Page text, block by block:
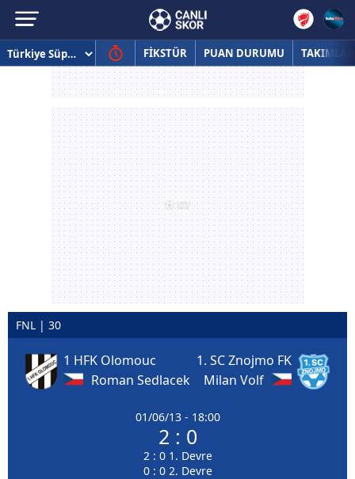
FİKSTÜR PUAN DURUMU TAKIMLAR
FNL | 30
1 HFK Olomouc
Roman Sedlacek
01/06/13 - 18:00
2 : 0
2 : 0 1. Devre
0 : 0 2. Devre
1. SC Znojmo FK
Milan Volf